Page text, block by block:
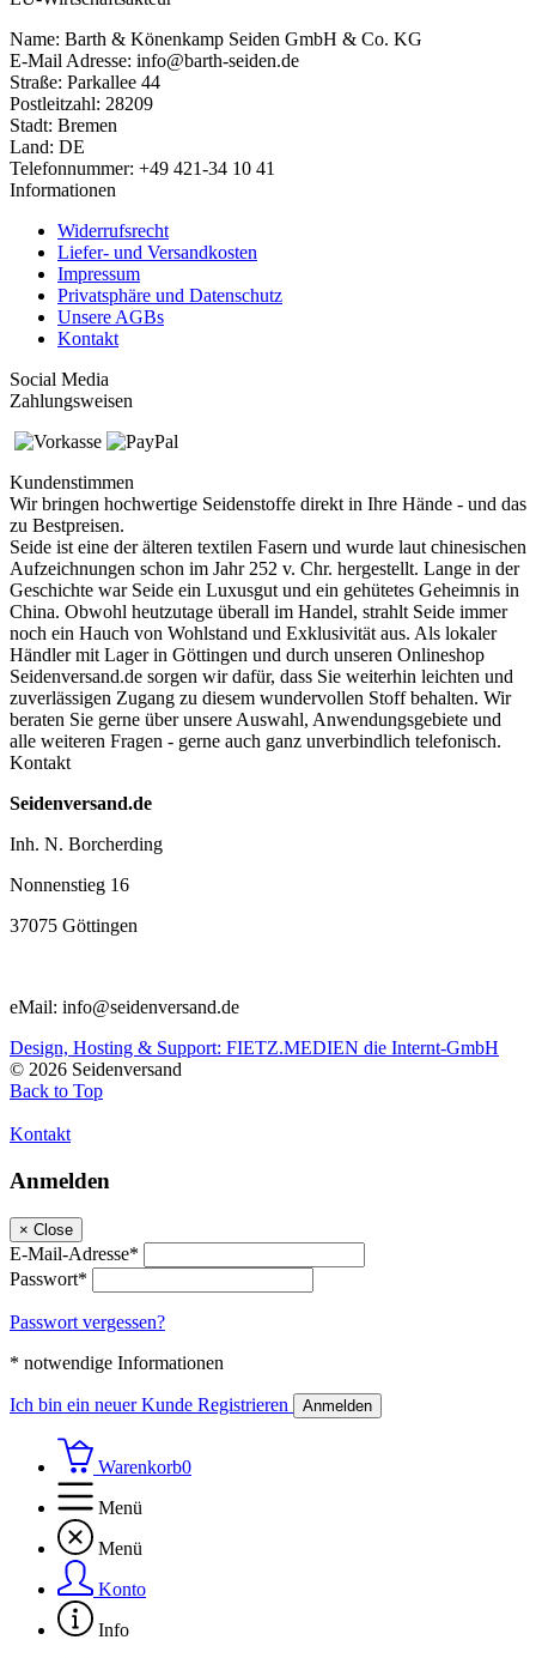
Name: Barth & Könenkamp Seiden GmbH & Co. KG
E-Mail Adresse: info@barth-seiden.de
Straße: Parkallee 44
Postleitzahl: 28209
Stadt: Bremen
Land: DE
Telefonnummer: +49 421-34 10 41
Informationen
Widerrufsrecht
Liefer- und Versandkosten
Impressum
Privatsphäre und Datenschutz
Unsere AGBs
Kontakt
Social Media
Zahlungsweisen
Kundenstimmen
Wir bringen hochwertige Seidenstoffe direkt in Ihre Hände - und das
zu Bestpreisen.
Seide ist eine der älteren textilen Fasern und wurde laut chinesischen
Aufzeichnungen schon im Jahr 252 v. Chr. hergestellt. Lange in der
Geschichte war Seide ein Luxusgut und ein gehütetes Geheimnis in
China. Obwohl heutzutage überall im Handel, strahlt Seide immer
noch ein Hauch von Wohlstand und Exklusivität aus. Als lokaler
Händler mit Lager in Göttingen und durch unseren Onlineshop
Seidenversand.de sorgen wir dafür, dass Sie weiterhin leichten und
zuverlässigen Zugang zu diesem wundervollen Stoff behalten. Wir
beraten Sie gerne über unsere Auswahl, Anwendungsgebiete und
alle weiteren Fragen - gerne auch ganz unverbindlich telefonisch.
Kontakt
Seidenversand.de
Inh. N. Borcherding
Nonnenstieg 16
37075 Göttingen
eMail: info@seidenversand.de
Design, Hosting & Support: FIETZ.MEDIEN die Internt-GmbH
© 2026 Seidenversand
Back to Top
Kontakt
Anmelden
× Close
E-Mail-Adresse*
Passwort*
Passwort vergessen?
* notwendige Informationen
Ich bin ein neuer Kunde Registrieren Anmelden
Warenkorb0
Menü
Menü
Konto
Info